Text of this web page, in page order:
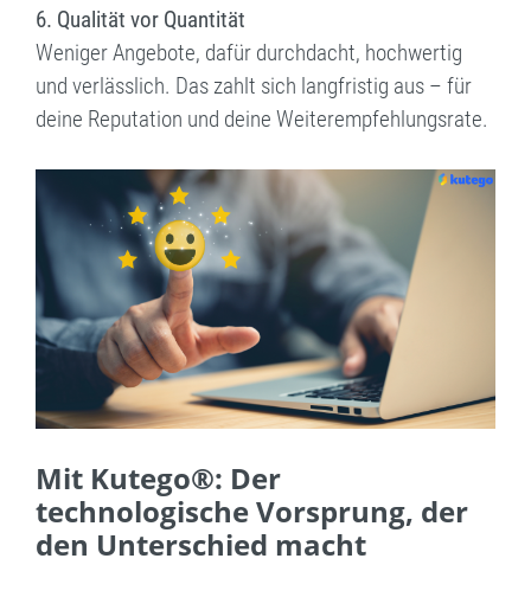
6. Qualität vor Quantität
Weniger Angebote, dafür durchdacht, hochwertig
und verlässlich. Das zahlt sich langfristig aus – für
deine Reputation und deine Weiterempfehlungsrate.
Mit Kutego®: Der
technologische Vorsprung, der
den Unterschied macht